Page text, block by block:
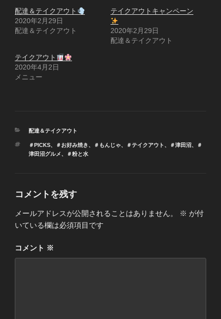
配達＆テイクアウト
2020年2月29日
配達＆テイクアウト
テイクアウトキャンペーン
2020年2月29日
配達＆テイクアウト
テイクアウト
2020年4月2日
メニュー
カ
ゴ
リ
配達＆テイクアウト
タ
グ
＃PICKS、 ＃お好み焼き 、 ＃もんじゃ、 ＃テイクアウト 、 ＃津田沼、
＃
津田沼グルメ、 ＃粉と水
コメントを残す
メールアドレスが公開されることはありません。 ※ が付
いている欄は必須項目です
コメント ※